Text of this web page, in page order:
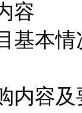
容
基本
内容